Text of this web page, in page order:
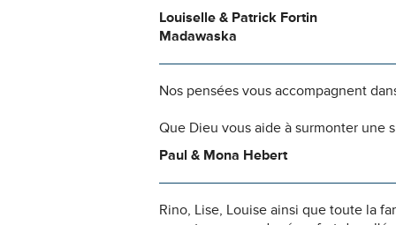
Louiselle & Patrick Fortin
Madawaska
Nos pensées vous accompagnent
Que Dieu vous aide à surmonter une
Paul & Mona Hebert
Rino, Lise, Louise ainsi que toute la